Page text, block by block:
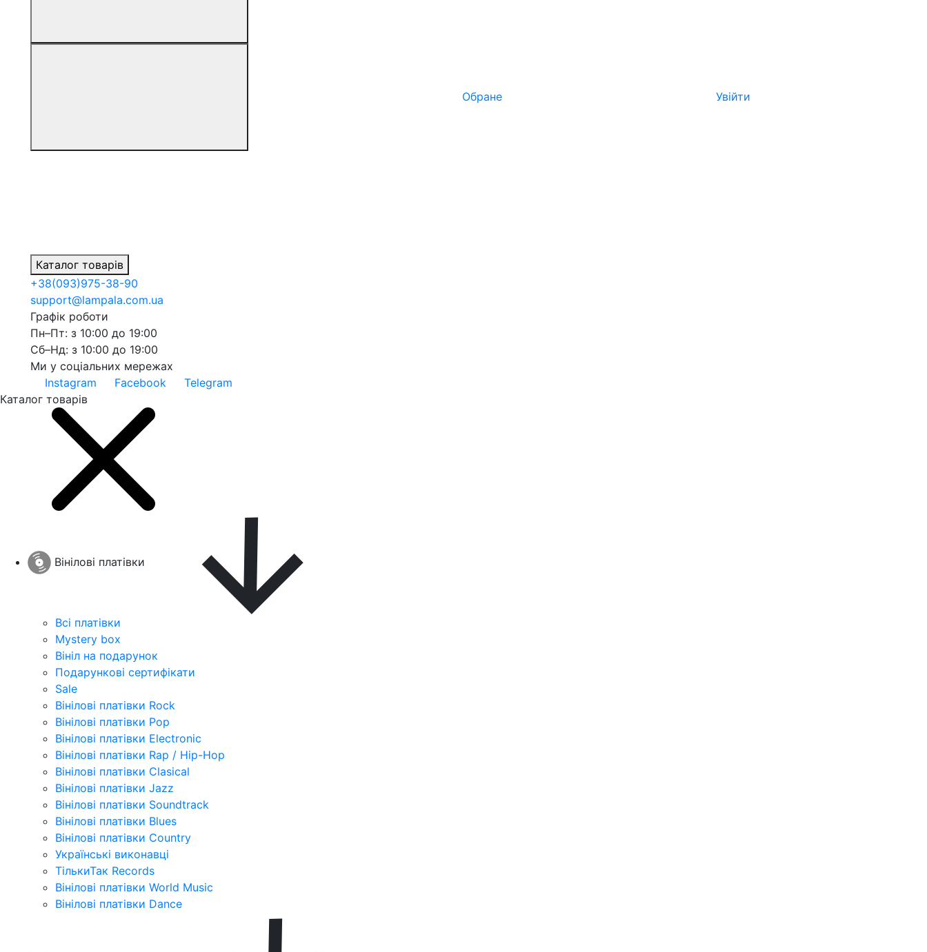
Обране Увійти
Каталог товарів
+38(093)975-38-90
support@lampala.com.ua
Графік роботи
Пн–Пт: з 10:00 до 19:00
Сб–Нд: з 10:00 до 19:00
Ми у соціальних мережах
Instagram
Facebook
Telegram
Каталог товарів
Вінілові платівки
Всі платівки
Mystery box
Вініл на подарунок
Подарункові сертифікати
Sale
Вінілові платівки Rock
Вінілові платівки Pop
Вінілові платівки Electronic
Вінілові платівки Rap / Hip-Hop
Вінілові платівки Clasical
Вінілові платівки Jazz
Вінілові платівки Soundtrack
Вінілові платівки Blues
Вінілові платівки Country
Українські виконавці
ТількиТак Records
Вінілові платівки World Music
Вінілові платівки Dance